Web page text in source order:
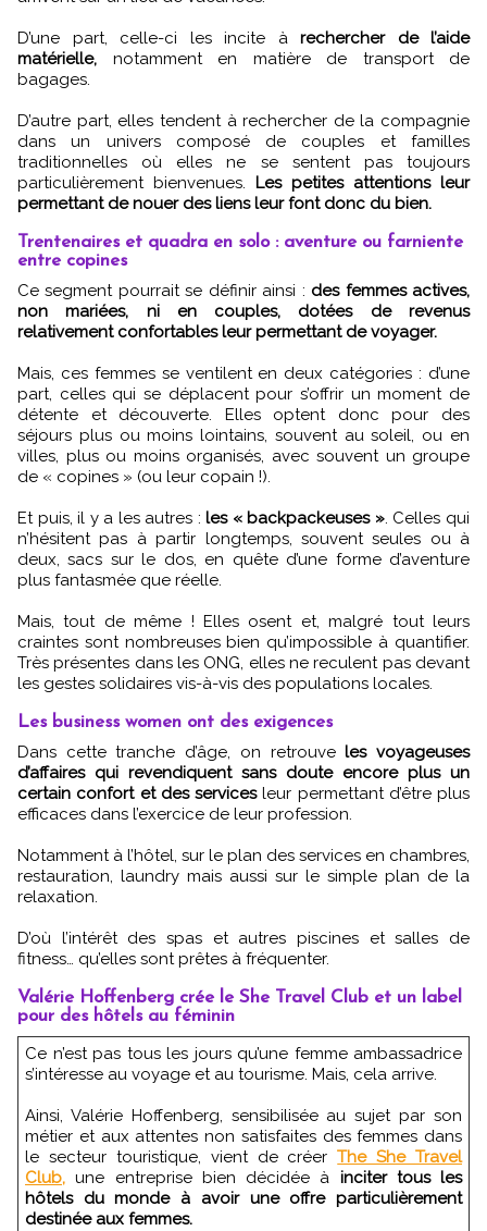
D’une part, celle-ci les incite à rechercher de l’aide
matérielle, notamment en matière de transport de
bagages.
D’autre part, elles tendent à rechercher de la compagnie
dans un univers composé de couples et familles
traditionnelles où elles ne se sentent pas toujours
particulièrement bienvenues. Les petites attentions leur
permettant de nouer des liens leur font donc du bien.
Trentenaires et quadra en solo : aventure ou farniente
entre copines
Ce segment pourrait se définir ainsi : des femmes actives,
non mariées, ni en couples, dotées de revenus
relativement confortables leur permettant de voyager.
Mais, ces femmes se ventilent en deux catégories : d’une
part, celles qui se déplacent pour s’offrir un moment de
détente et découverte. Elles optent donc pour des
séjours plus ou moins lointains, souvent au soleil, ou en
villes, plus ou moins organisés, avec souvent un groupe
de « copines » (ou leur copain !).
Et puis, il y a les autres :les « backpackeuses ». Celles qui
n’hésitent pas à partir longtemps, souvent seules ou à
deux, sacs sur le dos, en quête d’une forme d’aventure
plus fantasmée que réelle.
Mais, tout de même ! Elles osent et, malgré tout leurs
craintes sont nombreuses bien qu’impossible à quantifier.
Très présentes dans les ONG, elles ne reculent pas devant
les gestes solidaires vis-à-vis des populations locales.
Les business women ont des exigences
Dans cette tranche d’âge, on retrouveles voyageuses
d’affaires qui revendiquent sans doute encore plus un
certain confort et des servicesleur permettant d’être plus
efficaces dans l’exercice de leur profession.
Notamment à l’hôtel, sur le plan des services en chambres,
restauration, laundry mais aussi sur le simple plan de la
relaxation.
D’où l’intérêt des spas et autres piscines et salles de
fitness… qu’elles sont prêtes à fréquenter.
Valérie Hoffenberg crée le She Travel Club et un label
pour des hôtels au féminin
Ce n’est pas tous les jours qu’une femme ambassadrice
s’intéresse au voyage et au tourisme. Mais, cela arrive.
Ainsi, Valérie Hoffenberg, sensibilisée au sujet par son
métier et aux attentes non satisfaites des femmes dans
le secteur touristique, vient de créerThe She Travel
Club, une entreprise bien décidée à inciter tous les
hôtels du monde à avoir une offre particulièrement
destinée aux femmes.